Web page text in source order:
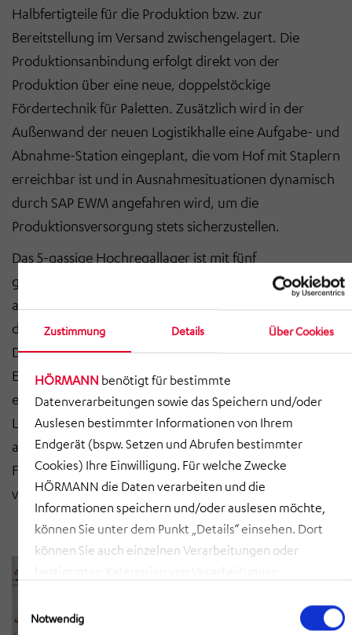
Zustimmung Details Über Cookies
HÖRMANN benötigt für bestimmte
Datenverarbeitungen sowie das Speichern und/oder
Auslesen bestimmter Informationen von Ihrem
Endgerät (bspw. Setzen und Abrufen bestimmter
Cookies) Ihre Einwilligung. Für welche Zwecke
HÖRMANN die Daten verarbeiten und die
Informationen speichern und/oder auslesen möchte,
können Sie unter dem Punkt „Details“ einsehen. Dort
können Sie auch einzelnen Verarbeitungen oder
Sie ein, dass HÖRMANN alle der erläuterten
Notwendig
Halbfertigteile für die Produktion bzw. zur
Bereitstellung im Versand zwischengelagert. Die
Produktionsanbindung erfolgt direkt von der
Produktion über eine neue, doppelstöckige
Fördertechnik für Paletten. Zusätzlich wird in der
Außenwand der neuen Logistikhalle eine Aufgabe- und
Abnahme-Station eingeplant, die vom Hof mit Staplern
erreichbar ist und in Ausnahmesituationen dynamisch
durch SAP EWM angefahren wird, um die
Produktionsversorgung stets sicherzustellen.
Das 5-gassige Hochregallager ist mit fünf
gassengebundenen Regalbediengeräten (RBG)
ausgestattet. Diese besitzen eine Teleskopgabel zur
doppeltiefen Lagerung. Pro Regalfach ist eine
Dreiplatzlagerung nebeneinander vorgesehen. Die
Ein- und Auslagerstiche des Hochregallagers sind mit
einer Loop-Förderstrecke verbunden, die bis in die
Logistikhalle reicht, um Waren aufzunehmen bzw.
abzugeben. Alle Regalbediengeräte sind mit einer
Fachfeinpositionierung ausgerüstet, die sowohl die
vordere, als auch die hinter z-Position erfasst.